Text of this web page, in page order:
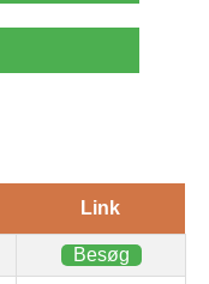
Link
Besøg